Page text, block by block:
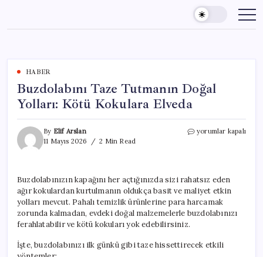
content
HABER
Buzdolabını Taze Tutmanın Doğal
Yolları: Kötü Kokulara Elveda
By Elif Arslan
11 Mayıs 2026
2 Min Read
Buzdolabını
Kötü
Kokulara
Elveda
için
yorumlar kapalı
Buzdolabınızın kapağını her açtığınızda sizi rahatsız eden
ağır kokulardan kurtulmanın oldukça basit ve maliyet etkin
yolları mevcut. Pahalı temizlik ürünlerine para harcamak
zorunda kalmadan, evdeki doğal malzemelerle buzdolabınızı
ferahlatabilir ve kötü kokuları yok edebilirsiniz.
İşte, buzdolabınızı ilk günkü gibi taze hissettirecek etkili